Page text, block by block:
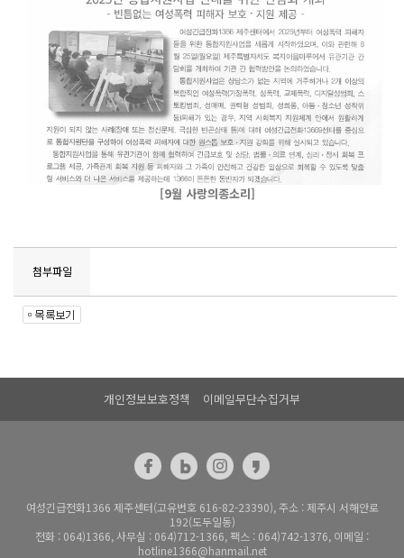
[9월 사랑의종소리]
첨부파일
개인정보보호정책 이메일무단수집거부
여성긴급전화1366 제주센터(고유번호 616-82-23390), 주소 : 제주시 서해안로
192(도두일동)
전화 : 064)1366, 사무실 : 064)712-1366, 팩스 : 064)742-1376, 이메일 :
hotline1366@hanmail.net